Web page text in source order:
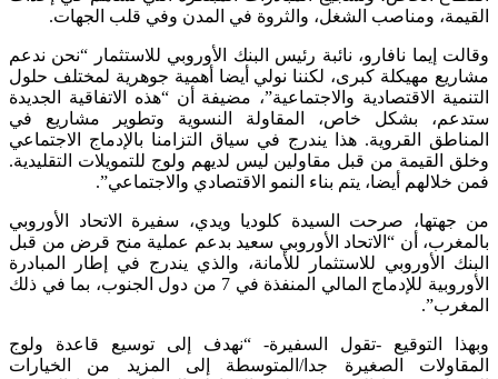
القيمة، ومناصب الشغل، والثروة في المدن وفي قلب الجهات.
وقالت إيما نافارو، نائبة رئيس البنك الأوروبي للاستثمار “نحن ندعم
مشاريع مهيكلة كبرى، لكننا نولي أيضا أهمية جوهرية لمختلف حلول
التنمية الاقتصادية والاجتماعية”، مضيفة أن “هذه الاتفاقية الجديدة
ستدعم، بشكل خاص، المقاولة النسوية وتطوير مشاريع في
المناطق القروية. هذا يندرج في سياق التزامنا بالإدماج الاجتماعي
وخلق القيمة من قبل مقاولين ليس لديهم ولوج للتمويلات التقليدية.
فمن خلالهم أيضا، يتم بناء النمو الاقتصادي والاجتماعي”.
من جهتها، صرحت السيدة كلوديا ويدي، سفيرة الاتحاد الأوروبي
بالمغرب، أن “الاتحاد الأوروبي سعيد بدعم عملية منح قرض من قبل
البنك الأوروبي للاستثمار للأمانة، والذي يندرج في إطار المبادرة
الأوروبية للإدماج المالي المنفذة في 7 من دول الجنوب، بما في ذلك
المغرب”.
وبهذا التوقيع -تقول السفيرة- “نهدف إلى توسيع قاعدة ولوج
المقاولات الصغيرة جدا/المتوسطة إلى المزيد من الخيارات